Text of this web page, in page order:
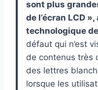
sont plus
de l’écran LCD
technologique
défaut qui n’est
de contenus très
des lettres
lorsque les